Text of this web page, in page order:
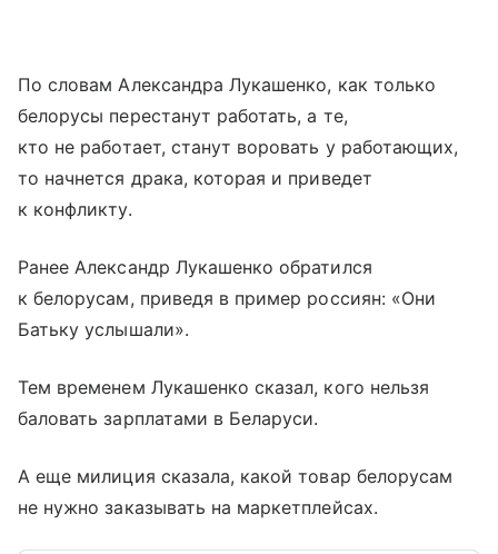
По словам Александра Лукашенко, как только
белорусы перестанут работать, а те,
кто не работает, станут воровать у работающих,
то начнется драка, которая и приведет
к конфликту.
Ранее Александр Лукашенко обратился
к белорусам, приведя в пример россиян: «Они
Батьку услышали».
Тем временем Лукашенко сказал, кого нельзя
баловать зарплатами в Беларуси.
А еще милиция сказала, какой товар белорусам
не нужно заказывать на маркетплейсах.